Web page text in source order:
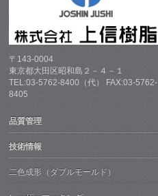
〒143-0004
東京都大田区昭和島２－４－１
TEL:03-5762-8400（代） FAX:03-5762-
8405
品質管理
技術情報
二色成形（ダブルモールド）